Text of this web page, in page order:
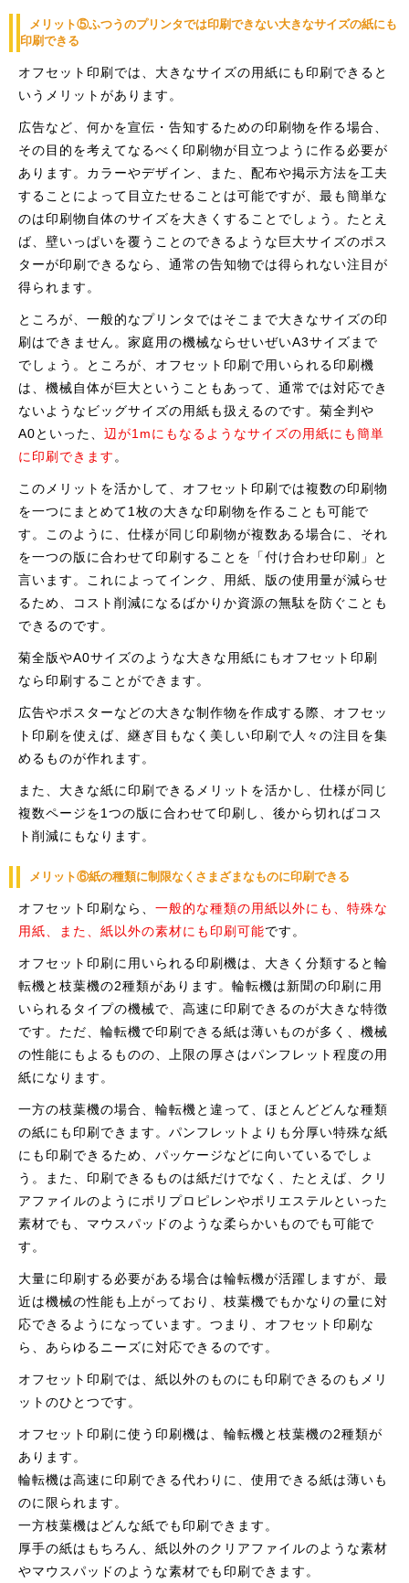
メリット⑤ふつうのプリンタでは印刷できない大きなサイズの紙にも
印刷できる
オフセット印刷では、大きなサイズの用紙にも印刷できると
いうメリットがあります。
広告など、何かを宣伝・告知するための印刷物を作る場合、
その目的を考えてなるべく印刷物が目立つように作る必要が
あります。カラーやデザイン、また、配布や掲示方法を工夫
することによって目立たせることは可能ですが、最も簡単な
のは印刷物自体のサイズを大きくすることでしょう。たとえ
ば、壁いっぱいを覆うことのできるような巨大サイズのポス
ターが印刷できるなら、通常の告知物では得られない注目が
得られます。
ところが、一般的なプリンタではそこまで大きなサイズの印
刷はできません。家庭用の機械ならせいぜいA3サイズまで
でしょう。ところが、オフセット印刷で用いられる印刷機
は、機械自体が巨大ということもあって、通常では対応でき
ないようなビッグサイズの用紙も扱えるのです。菊全判や
A0といった、 辺が1mにもなるようなサイズの用紙にも簡単
に印刷できます。
このメリットを活かして、オフセット印刷では複数の印刷物
を一つにまとめて1枚の大きな印刷物を作ることも可能で
す。このように、仕様が同じ印刷物が複数ある場合に、それ
を一つの版に合わせて印刷することを「付け合わせ印刷」と
言います。これによってインク、用紙、版の使用量が減らせ
るため、コスト削減になるばかりか資源の無駄を防ぐことも
できるのです。
菊全版やA0サイズのような大きな用紙にもオフセット印刷
なら印刷することができます。
広告やポスターなどの大きな制作物を作成する際、オフセッ
ト印刷を使えば、継ぎ目もなく美しい印刷で人々の注目を集
めるものが作れます。
また、大きな紙に印刷できるメリットを活かし、仕様が同じ
複数ページを1つの版に合わせて印刷し、後から切ればコス
ト削減にもなります。
メリット⑥紙の種類に制限なくさまざまなものに印刷できる
オフセット印刷なら、 一般的な種類の用紙以外にも、特殊な
用紙、また、紙以外の素材にも印刷可能です。
オフセット印刷に用いられる印刷機は、大きく分類すると輪
転機と枝葉機の2種類があります。輪転機は新聞の印刷に用
いられるタイプの機械で、高速に印刷できるのが大きな特徴
です。ただ、輪転機で印刷できる紙は薄いものが多く、機械
の性能にもよるものの、上限の厚さはパンフレット程度の用
紙になります。
一方の枝葉機の場合、輪転機と違って、ほとんどどんな種類
の紙にも印刷できます。パンフレットよりも分厚い特殊な紙
にも印刷できるため、パッケージなどに向いているでしょ
う。また、印刷できるものは紙だけでなく、たとえば、クリ
アファイルのようにポリプロピレンやポリエステルといった
素材でも、マウスパッドのような柔らかいものでも可能で
す。
大量に印刷する必要がある場合は輪転機が活躍しますが、最
近は機械の性能も上がっており、枝葉機でもかなりの量に対
応できるようになっています。つまり、オフセット印刷な
ら、あらゆるニーズに対応できるのです。
オフセット印刷では、紙以外のものにも印刷できるのもメリ
ットのひとつです。
オフセット印刷に使う印刷機は、輪転機と枝葉機の2種類が
あります。
輪転機は高速に印刷できる代わりに、使用できる紙は薄いも
のに限られます。
一方枝葉機はどんな紙でも印刷できます。
厚手の紙はもちろん、紙以外のクリアファイルのような素材
やマウスパッドのような素材でも印刷できます。